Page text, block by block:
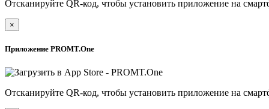
Отсканируйте QR-код, чтобы установить приложение на
×
Приложение PROMT.One
Отсканируйте QR-код, чтобы установить приложение на